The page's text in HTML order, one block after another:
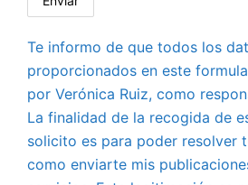
Te informo de que todos los
proporcionados en este
por Verónica Ruiz, como
La finalidad de la recogida de
solicito es para poder resolver
como enviarte mis